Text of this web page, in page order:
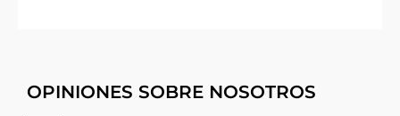
OPINIONES SOBRE NOSOTROS